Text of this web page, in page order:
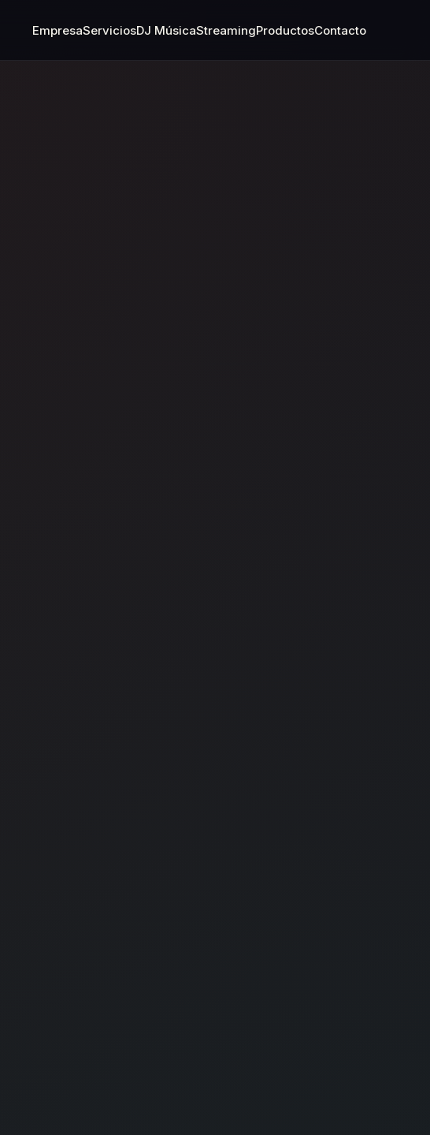
EmpresaServiciosDJ MúsicaStreamingProductosContacto